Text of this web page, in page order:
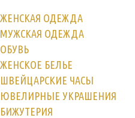
ЖЕНСКАЯ ОДЕЖДА
МУЖСКАЯ ОДЕЖДА
ОБУВЬ
ЖЕНСКОЕ БЕЛЬЕ
ШВЕЙЦАРСКИЕ ЧАСЫ
ЮВЕЛИРНЫЕ УКРАШЕНИЯ
БИЖУТЕРИЯ